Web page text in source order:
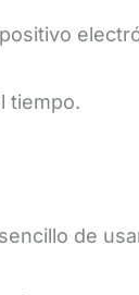
tiempo.
de